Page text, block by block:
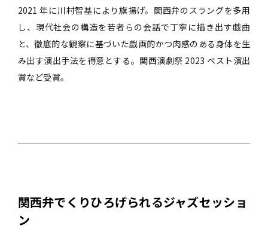
2021 年に川村智基により旗揚げ。関西弁のスラングを多用
し、現代社会の構造を若者らの会話で丁寧に描き出す戯曲
と、徹底的な観察に基づいた戯画的かつ肉感のある身体を生
み出す演出手法を得意とする。関西演劇祭 2023 ベスト演出
賞など受賞。
関西弁でくりひろげられるジャズセッショ
ン